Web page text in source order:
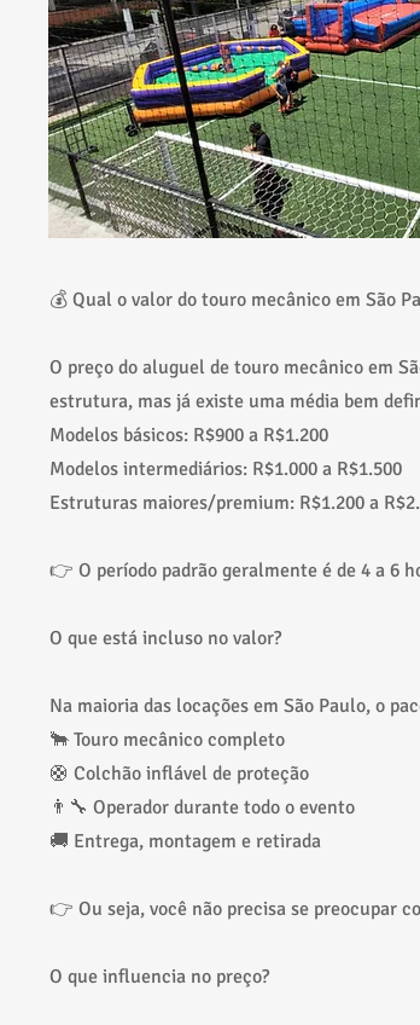
💰 Qual o valor do touro mecânico em São
O preço do aluguel de touro mecânico em
estrutura, mas já existe uma média bem
Modelos básicos: R$900 a R$1.200
Modelos intermediários: R$1.000 a R$1.500
Estruturas maiores/premium: R$1.200 a
👉 O período padrão geralmente é de 4 a 6
O que está incluso no valor?
Na maioria das locações em São Paulo, o
🐂 Touro mecânico completo
🛟 Colchão inflável de proteção
👨‍🔧 Operador durante todo o evento
🚚 Entrega, montagem e retirada
👉 Ou seja, você não precisa se preocupar
O que influencia no preço?